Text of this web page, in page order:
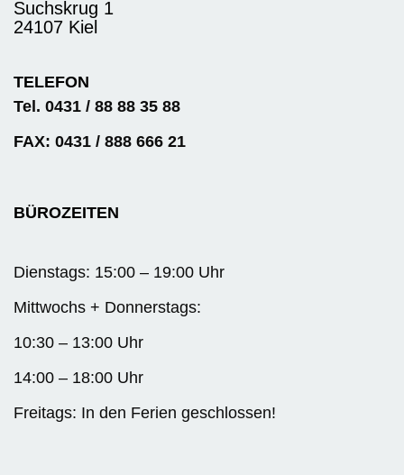
Suchskrug 1
24107 Kiel
TELEFON
Tel. 0431 / 88 88 35 88
FAX: 0431 / 888 666 21
BÜROZEITEN
Dienstags: 15:00 – 19:00 Uhr
Mittwochs + Donnerstags:
10:30 – 13:00 Uhr
14:00 – 18:00 Uhr
Freitags: In den Ferien geschlossen!